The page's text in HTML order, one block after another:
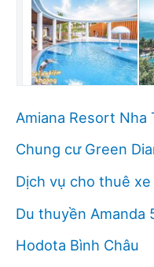
Amiana Resort Nha
Chung cư Green
Dịch vụ cho thuê
Du thuyền Amanda
Hodota Bình Châu